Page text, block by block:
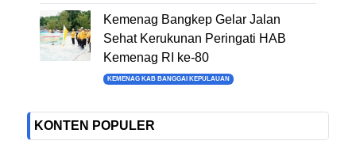
Kemenag Bangkep Gelar Jalan
Sehat Kerukunan Peringati HAB
Kemenag RI ke-80
KEMENAG KAB BANGGAI KEPULAUAN
KONTEN POPULER